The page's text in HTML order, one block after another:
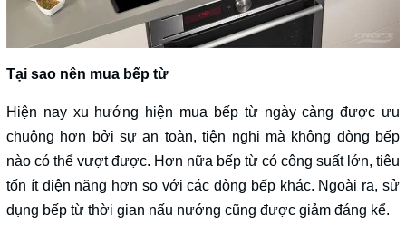
Tại sao nên mua bếp từ
Hiện nay xu hướng hiện mua bếp từ ngày càng được ưu
chuộng hơn bởi sự an toàn, tiện nghi mà không dòng bếp
nào có thể vượt được. Hơn nữa bếp từ có công suất lớn, tiêu
tốn ít điện năng hơn so với các dòng bếp khác. Ngoài ra, sử
dụng bếp từ thời gian nấu nướng cũng được giảm đáng kể.